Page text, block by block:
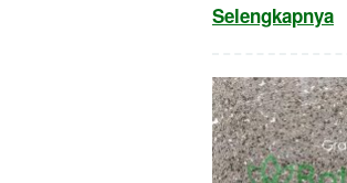
Selengkapnya